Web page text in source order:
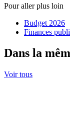
Pour aller plus loin
Budget 2026
Finances
Dans la
Voir tous